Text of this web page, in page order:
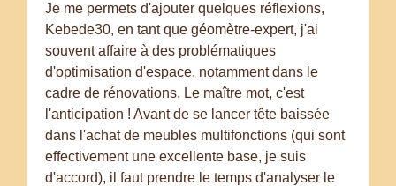
Je me permets d'ajouter quelques réflexions,
Kebede30, en tant que géomètre-expert, j'ai
souvent affaire à des problématiques
d'optimisation d'espace, notamment dans le
cadre de rénovations. Le maître mot, c'est
l'anticipation ! Avant de se lancer tête baissée
dans l'achat de meubles multifonctions (qui sont
effectivement une excellente base, je suis
d'accord), il faut prendre le temps d'analyser le